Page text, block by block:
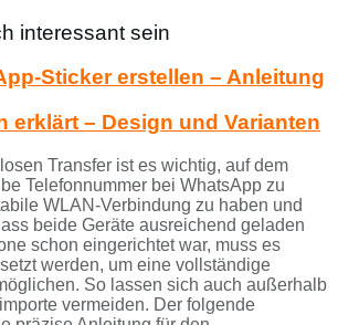
interessant sein
Sticker erstellen – Anleitung
erklärt – Design und Varianten
Transfer ist es wichtig, auf dem
Telefonnummer bei WhatsApp zu
WLAN-Verbindung zu haben und
beide Geräte ausreichend geladen
schon eingerichtet war, muss es
werden, um eine vollständige
So lassen sich auch außerhalb
vermeiden. Der folgende